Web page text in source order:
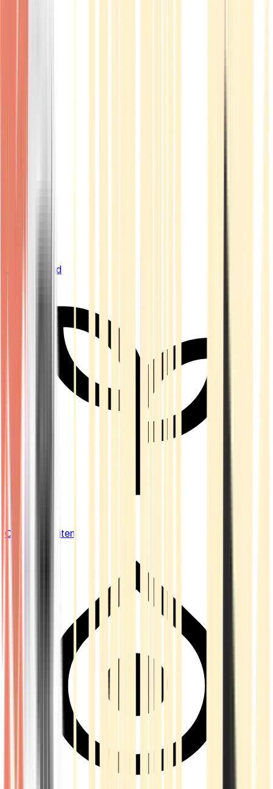
Live Bestand
Cannabis Blüten